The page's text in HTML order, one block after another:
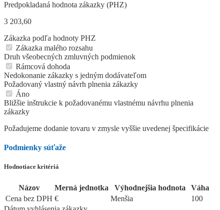
Predpokladaná hodnota zákazky (PHZ)
3 203,60
Zákazka podľa hodnoty PHZ
Zákazka malého rozsahu
Druh všeobecných zmluvných podmienok
Rámcová dohoda
Nedokonanie zákazky s jedným dodávateľom
Požadovaný vlastný návrh plnenia zákazky
Áno
Bližšie inštrukcie k požadovanému vlastnému návrhu plnenia
zákazky
Požadujeme dodanie tovaru v zmysle vyššie uvedenej špecifikácie
Podmienky súťaže
Hodnotiace kritériá
Názov Merná jednotka Výhodnejšia hodnota
Váha
Cena bez DPH € Menšia
100